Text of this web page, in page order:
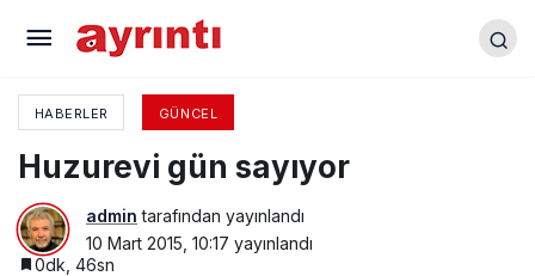
HABERLER GÜNCEL
Huzurevi gün sayıyor
admin tarafından yayınlandı
10 Mart 2015, 10:17 yayınlandı
0dk, 46sn
Hastane Yolunda Kaza